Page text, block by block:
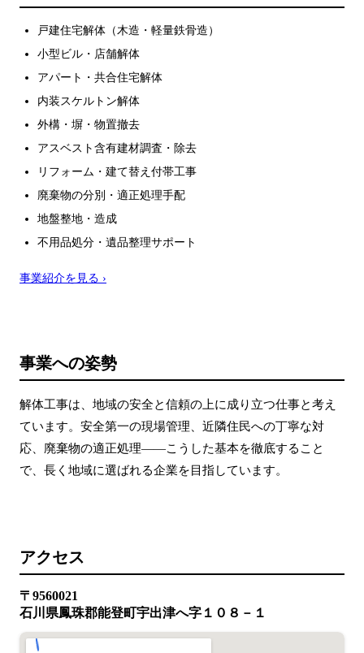
戸建住宅解体（木造・軽量鉄骨造）
小型ビル・店舗解体
アパート・共合住宅解体
内装スケルトン解体
外構・塀・物置撤去
アスベスト含有建材調査・除去
リフォーム・建て替え付帯工事
廃棄物の分別・適正処理手配
地盤整地・造成
不用品処分・遺品整理サポート
事業紹介を見る ›
事業への姿勢
解体工事は、地域の安全と信頼の上に成り立つ仕事と考え
ています。安全第一の現場管理、近隣住民への丁寧な対
応、廃棄物の適正処理――こうした基本を徹底すること
で、長く地域に選ばれる企業を目指しています。
アクセス
〒9560021
石川県鳳珠郡能登町宇出津へ字１０８－１